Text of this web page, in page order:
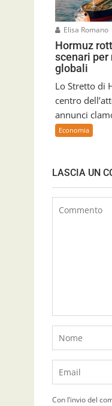
r
t
c
o
Elisa Romano
Hormuz
scenari per
globali
Lo Stretto di
centro
annunci
Economia
LASCIA UN
Con l’invio del